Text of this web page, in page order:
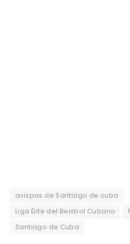
avispas de Santiago de cuba
Liga Élite del Beisbol Cubano
Santiago de Cuba